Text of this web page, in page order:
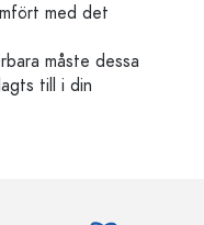
med det
måste dessa
till i din